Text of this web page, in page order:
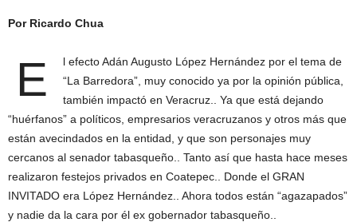
Por Ricardo Chua
E
l efecto Adán Augusto López Hernández por el tema de
“La Barredora”, muy conocido ya por la opinión pública,
también impactó en Veracruz.. Ya que está dejando
“huérfanos” a políticos, empresarios veracruzanos y otros más que
están avecindados en la entidad, y que son personajes muy
cercanos al senador tabasqueño.. Tanto así que hasta hace meses
realizaron festejos privados en Coatepec.. Donde el GRAN
INVITADO era López Hernández.. Ahora todos están “agazapados”
y nadie da la cara por él ex gobernador tabasqueño..